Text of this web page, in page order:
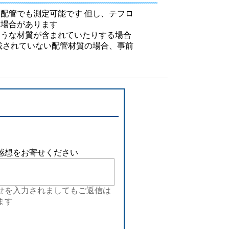
備
ション
管でも測定可能です 但し、テフロ
合があります
な材質が含まれていたりする場合
れていない配管材質の場合、事前
想をお寄せください
を入力されましてもご返信は
す